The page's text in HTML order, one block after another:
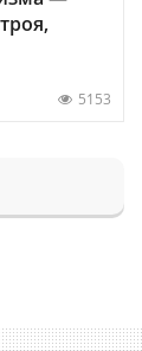
5153